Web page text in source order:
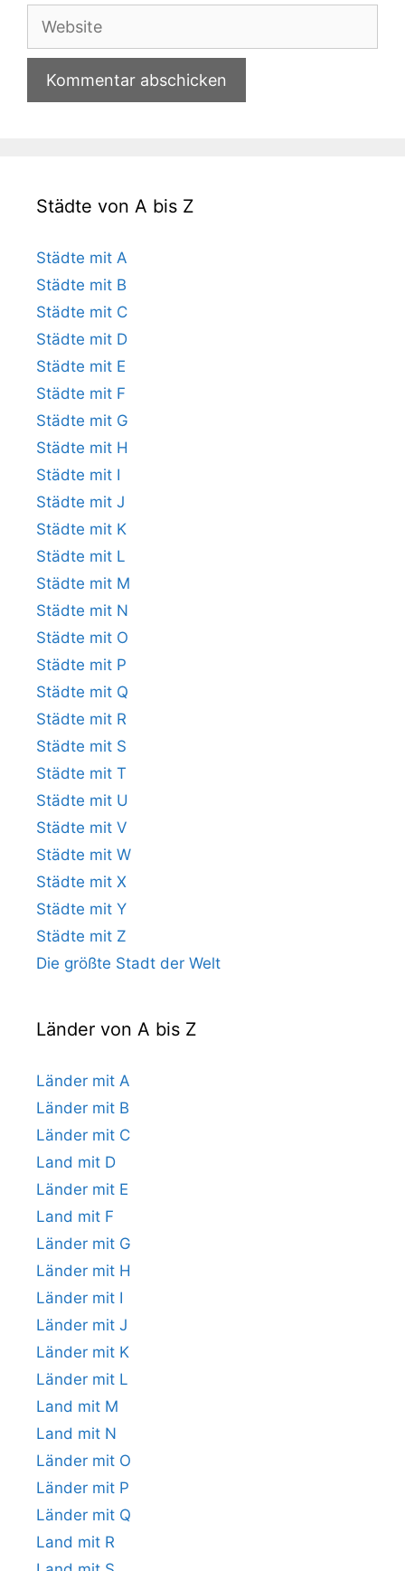
Adresse
Website
Städte von A bis Z
Städte mit A
Städte mit B
Städte mit C
Städte mit D
Städte mit E
Städte mit F
Städte mit G
Städte mit H
Städte mit I
Städte mit J
Städte mit K
Städte mit L
Städte mit M
Städte mit N
Städte mit O
Städte mit P
Städte mit Q
Städte mit R
Städte mit S
Städte mit T
Städte mit U
Städte mit V
Städte mit W
Städte mit X
Städte mit Y
Städte mit Z
Die größte Stadt der Welt
Länder von A bis Z
Länder mit A
Länder mit B
Länder mit C
Land mit D
Länder mit E
Land mit F
Länder mit G
Länder mit H
Länder mit I
Länder mit J
Länder mit K
Länder mit L
Land mit M
Land mit N
Länder mit O
Länder mit P
Länder mit Q
Land mit R